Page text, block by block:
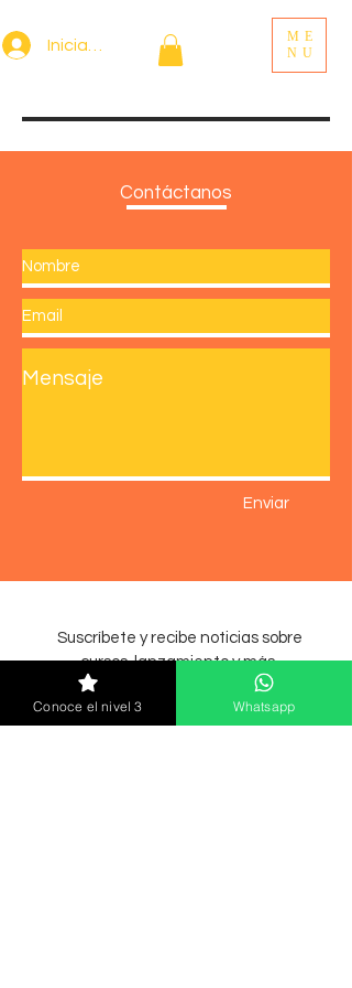
Iniciar sesión
ME
NU
Contáctanos
Enviar
Suscríbete y recibe noticias sobre
cursos, lanzamiento y más.
Conoce el nivel 3 Whatsapp